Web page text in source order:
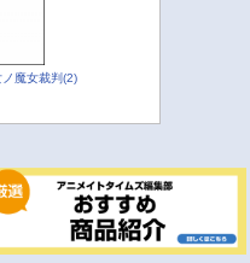
ノ魔女裁判(2)